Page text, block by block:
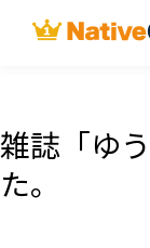
雑誌「ゆ
た。